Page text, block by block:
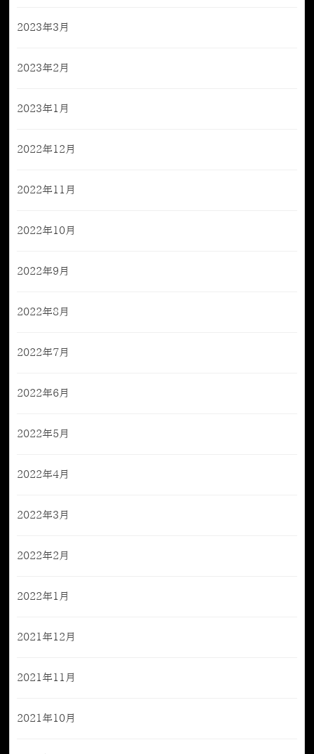
2023年3月
2023年2月
2023年1月
2022年12月
2022年11月
2022年10月
2022年9月
2022年8月
2022年7月
2022年6月
2022年5月
2022年4月
2022年3月
2022年2月
2022年1月
2021年12月
2021年11月
2021年10月